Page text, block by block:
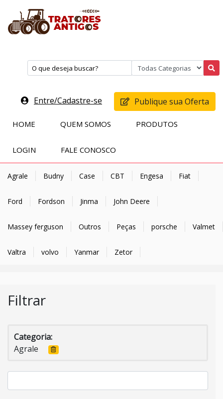
Entre/Cadastre-se Publique sua Oferta
HOME QUEM SOMOS PRODUTOS
LOGIN FALE CONOSCO
Agrale Budny Case CBT Engesa Fiat
Ford Fordson Jinma John Deere
Massey ferguson Outros Peças porsche Valmet
Valtra volvo Yanmar Zetor
Filtrar
Categoria:
Agrale